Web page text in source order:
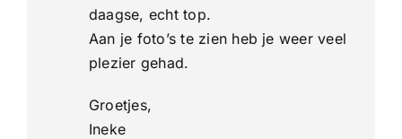
daagse, echt top.
Aan je foto’s te zien heb je weer veel
plezier gehad.
Groetjes,
Ineke